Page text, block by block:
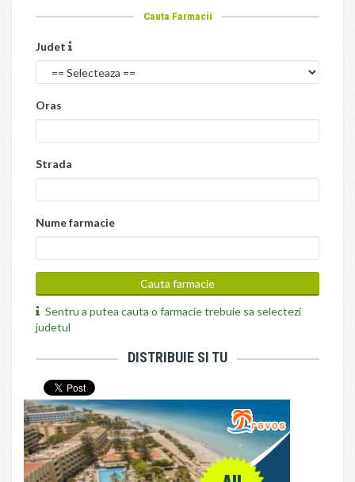
Cauta Farmacii
Judet
Oras
Strada
Nume farmacie
Sentru a putea cauta o farmacie trebuie sa selectezi
judetul
DISTRIBUIE SI TU